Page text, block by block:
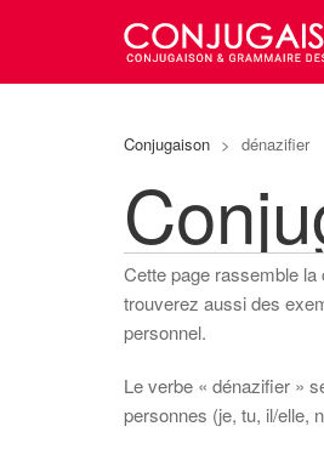
Conjugaison > dénazifier
Cette page rassemble
trouverez aussi des
personnel.
Le verbe « dénazifier »
personnes (je, tu, il/elle,